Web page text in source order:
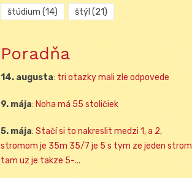
štúdium (14) štýl (21)
Poradňa
14. augusta: tri otazky mali zle odpovede
9. mája: Noha má 55 stoličiek
5. mája: Stačí si to nakreslit medzi 1, a 2,
stromom je 35m 35/7 je 5 s tym ze jeden strom
tam uz je takze 5-...